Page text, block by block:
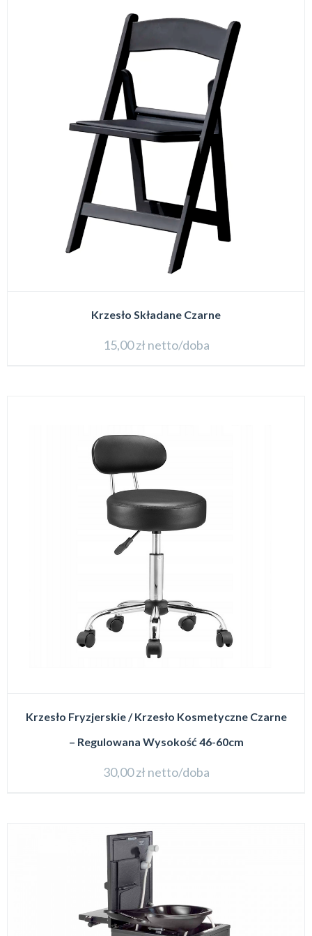
Krzesło Składane Czarne
15,00zł netto/doba
Krzesło Fryzjerskie / Krzesło Kosmetyczne Czarne
– Regulowana Wysokość 46-60cm
30,00zł netto/doba